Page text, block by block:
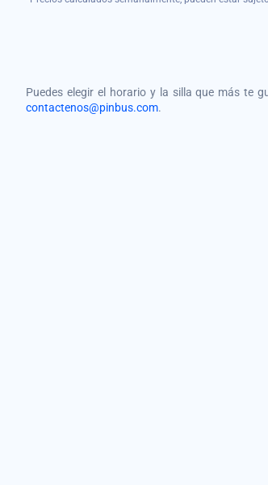
Puedes elegir el horario y la silla que más te
contactenos@pinbus.com.